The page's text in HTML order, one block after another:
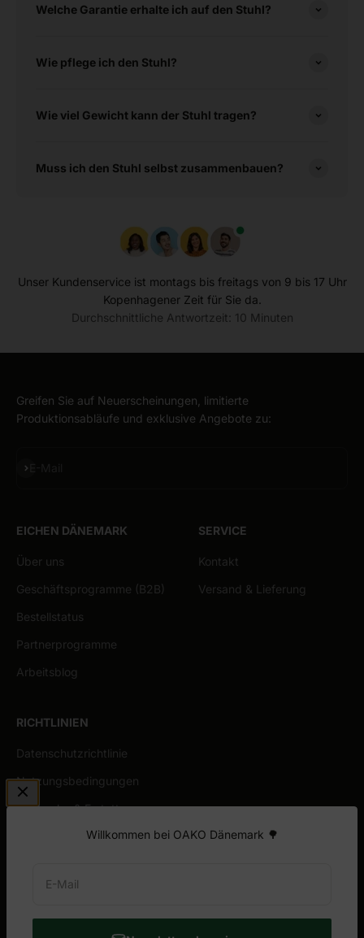
Willkommen bei OAKO Dänemark 🌳
E-Mail
Welche Garantie erhalte ich auf den Stuhl?
Wie pflege ich den Stuhl?
Wie viel Gewicht kann der Stuhl tragen?
Muss ich den Stuhl selbst zusammenbauen?
Unser Kundenservice ist montags bis freitags von 9 bis 17 Uhr
Kopenhagener Zeit für Sie da.
Durchschnittliche Antwortzeit: 10 Minuten
Greifen Sie auf Neuerscheinungen, limitierte
Produktionsabläufe und exklusive Angebote zu:
Abonnieren
EICHEN DÄNEMARK
Über uns
Geschäftsprogramme (B2B)
Bestellstatus
Partnerprogramme
Arbeitsblog
SERVICE
Kontakt
Versand & Lieferung
RICHTLINIEN
Datenschutzrichtlinie
Nutzungsbedingungen
Rückgabe & Erstattung
Allgemeine Garantie